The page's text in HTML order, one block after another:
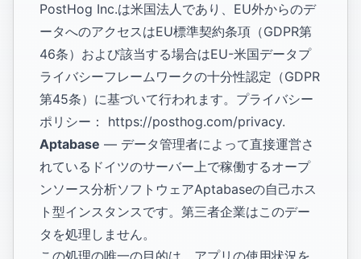
PostHog Inc.は米国法人であり、EU外からのデ
ータへのアクセスはEU標準契約条項（GDPR第
46条）および該当する場合はEU-米国データプ
ライバシーフレームワークの十分性認定（GDPR
第45条）に基づいて行われます。プライバシー
ポリシー： https://posthog.com/privacy.
Aptabase — データ管理者によって直接運営さ
れているドイツのサーバー上で稼働するオープ
ンソース分析ソフトウェアAptabaseの自己ホス
ト型インスタンスです。第三者企業はこのデー
タを処理しません。
この処理の唯一の目的は、アプリの使用状況を